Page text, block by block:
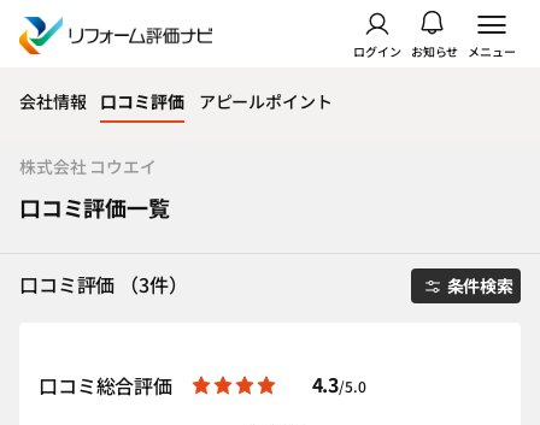
ログイン お知らせ メニュー
会社情報 口コミ評価 アピールポイント
株式会社 コウエイ
口コミ評価一覧
口コミ評価 （3件） 条件検索
口コミ総合評価 4.3/5.0